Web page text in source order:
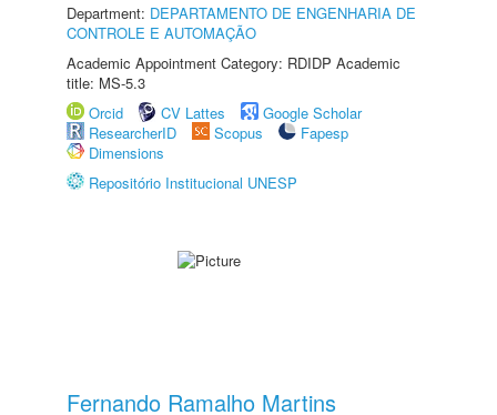
Department: DEPARTAMENTO DE ENGENHARIA DE
CONTROLE E AUTOMAÇÃO
Academic Appointment Category: RDIDP Academic
title: MS-5.3
Orcid
CV Lattes
Google Scholar
ResearcherID
Scopus
Fapesp
Dimensions
Repositório Institucional UNESP
Fernando Ramalho Martins